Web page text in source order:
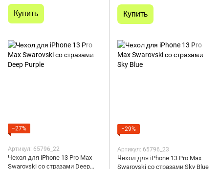
Купить Купить
−27%
Артикул: 65796_22
Чехол для iPhone 13 Pro Max
Swarovski со стразами Deep
−29%
Артикул: 65796_23
Чехол для iPhone 13 Pro Max
Swarovski со стразами Sky Blue